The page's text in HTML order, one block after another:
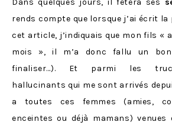
Dans quelques jours, il fêtera ses
rends compte que lorsque j’ai écrit la
cet article, j’indiquais que mon fils «
mois », il m’a donc fallu un
finaliser…). Et parmi les
hallucinants qui me sont arrivés
a toutes ces femmes (amies,
enceintes ou déjà mamans) venues